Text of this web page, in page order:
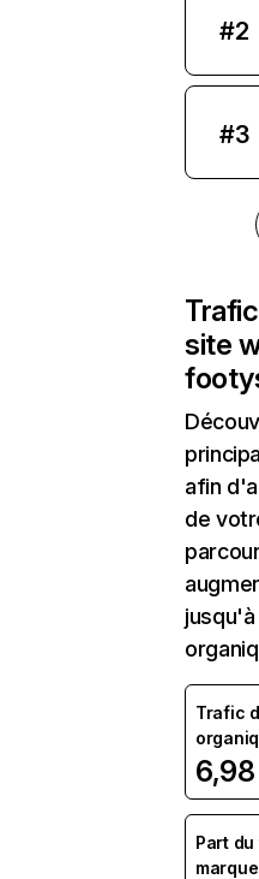
#2
#3
site
afin
de
Trafic
Part
marque